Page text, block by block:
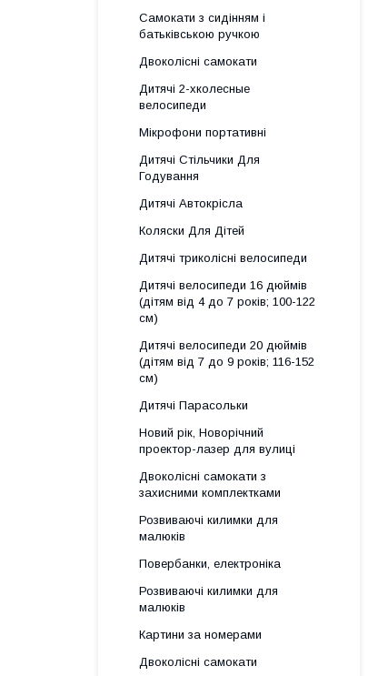
Самокати з сидінням і
батьківською ручкою
Двоколісні самокати
Дитячі 2-хколесные
велосипеди
Мікрофони портативні
Дитячі Стільчики Для
Годування
Дитячі Автокрісла
Коляски Для Дітей
Дитячі триколісні велосипеди
Дитячі велосипеди 16 дюймів
(дітям від 4 до 7 років; 100-122
см)
Дитячі велосипеди 20 дюймів
(дітям від 7 до 9 років; 116-152
см)
Дитячі Парасольки
Новий рік, Новорічний
проектор-лазер для вулиці
Двоколісні самокати з
захисними комплектками
Розвиваючі килимки для
малюків
Повербанки, електроніка
Розвиваючі килимки для
малюків
Картини за номерами
Двоколісні самокати